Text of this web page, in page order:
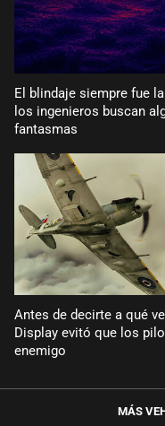
El blindaje siempre fue
los ingenieros buscan
fantasmas
Antes de decirte a qué
Display evitó que los
enemigo
MÁS